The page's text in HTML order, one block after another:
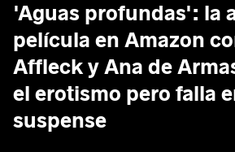
'Aguas profundas': la
película en Amazon
Affleck y Ana de
el erotismo pero falla
suspense